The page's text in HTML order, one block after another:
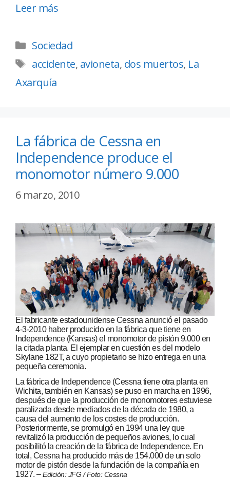
Leer más
Sociedad
accidente, avioneta, dos muertos, La
Axarquía
La fábrica de Cessna en
Independence produce el
monomotor número 9.000
6 marzo, 2010
El fabricante estadounidense Cessna anunció el pasado
4-3-2010 haber producido en la fábrica que tiene en
Independence (Kansas) el monomotor de pistón 9.000 en
la citada planta. El ejemplar en cuestión es del modelo
Skylane 182T, a cuyo propietario se hizo entrega en una
pequeña ceremonia.
La fábrica de Independence (Cessna tiene otra planta en
Wichita, también en Kansas) se puso en marcha en 1996,
después de que la producción de monomotores estuviese
paralizada desde mediados de la década de 1980, a
causa del aumento de los costes de producción.
Posteriormente, se promulgó en 1994 una ley que
revitalizó la producción de pequeños aviones, lo cual
posibilitó la creación de la fábrica de Independence. En
total, Cessna ha producido más de 154.000 de un solo
motor de pistón desde la fundación de la compañía en
1927. –Edición: JFG / Foto: Cessna